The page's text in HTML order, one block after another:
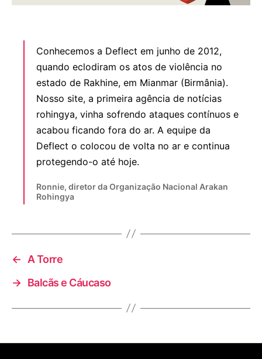
Conhecemos a Deflect em junho de 2012,
quando eclodiram os atos de violência no
estado de Rakhine, em Mianmar (Birmânia).
Nosso site, a primeira agência de notícias
rohingya, vinha sofrendo ataques contínuos e
acabou ficando fora do ar. A equipe da
Deflect o colocou de volta no ar e continua
protegendo-o até hoje.
Ronnie, diretor da Organização Nacional Arakan
Rohingya
←
A Torre
→ Balcãs e Cáucaso